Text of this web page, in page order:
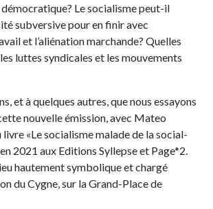
Le socialisme peut-il
subversive pour en finir avec
et l’aliénation marchande? Quelles
luttes syndicales et les mouvements
et à quelques autres, que nous essayons
nouvelle émission, avec Mateo
livre «Le socialisme malade de la social-
2021 aux Editions Syllepse et Page*2.
hautement symbolique et chargé
du Cygne, sur la Grand-Place de